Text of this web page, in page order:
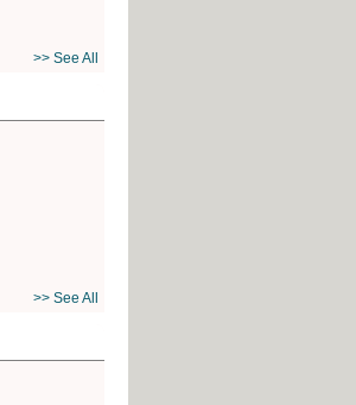
>> See All
>> See All